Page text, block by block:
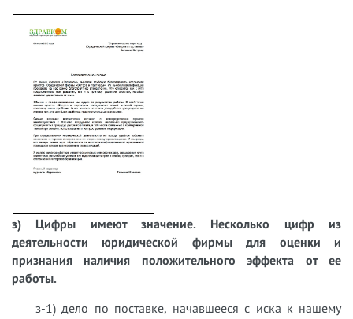
з) Цифры имеют значение. Несколько цифр из
деятельности юридической фирмы для оценки и
признания наличия положительного эффекта от ее
работы.
з-1) дело по поставке, начавшееся с иска к нашему